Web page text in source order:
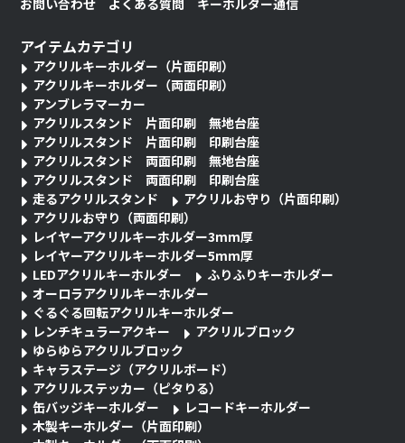
アイテムカテゴリ
アクリルキーホルダー（片面印刷）
アクリルキーホルダー（両面印刷）
アンブレラマーカー
アクリルスタンド 片面印刷 無地台座
アクリルスタンド 片面印刷 印刷台座
アクリルスタンド 両面印刷 無地台座
アクリルスタンド 両面印刷 印刷台座
走るアクリルスタンド
アクリルお守り（片面印刷）
アクリルお守り（両面印刷）
レイヤーアクリルキーホルダー3mm厚
レイヤーアクリルキーホルダー5mm厚
LEDアクリルキーホルダー
ふりふりキーホルダー
オーロラアクリルキーホルダー
ぐるぐる回転アクリルキーホルダー
レンチキュラーアクキー
アクリルブロック
ゆらゆらアクリルブロック
キャラステージ（アクリルボード）
アクリルステッカー（ピタりる）
缶バッジキーホルダー
レコードキーホルダー
木製キーホルダー（片面印刷）